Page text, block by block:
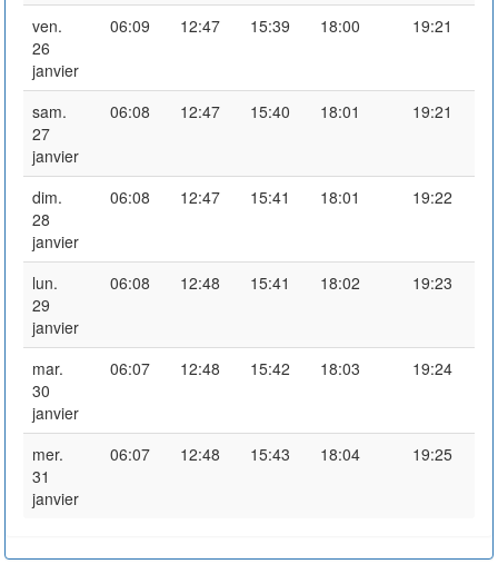
ven.
26
janvier
06:09 12:47 15:39 18:00 19:21
sam.
27
janvier
06:08 12:47 15:40 18:01 19:21
dim.
28
janvier
06:08 12:47 15:41 18:01 19:22
lun.
29
janvier
06:08 12:48 15:41 18:02 19:23
mar.
30
janvier
06:07 12:48 15:42 18:03 19:24
mer.
31
janvier
06:07 12:48 15:43 18:04 19:25